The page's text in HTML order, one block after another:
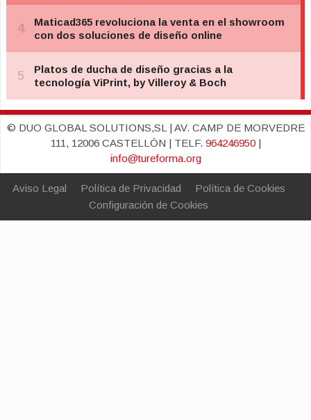
© DUO GLOBAL SOLUTIONS,SL | AV. CAMP DE MORVEDRE
111, 12006 CASTELLÓN | TELF. 964246950|
info@tureforma.org
Aviso Legal Política de Privacidad
Política de Cookies
Configuración de Cookies